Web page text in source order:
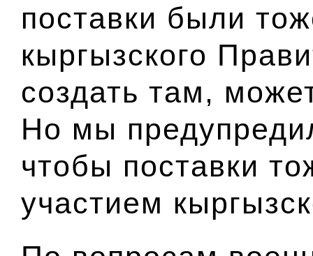
поставки были
кыргызского
создать там,
Но мы
чтобы поставки
участием